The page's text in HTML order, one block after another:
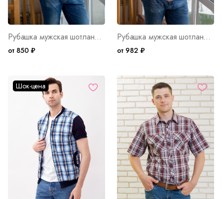
Рубашка мужская шотландка Премиум К К/Р Арт. 7176
от 850 ₽
Рубашка мужская шотландка Премиум К Д/Р Арт. 7175
от 982 ₽
Шок-цена